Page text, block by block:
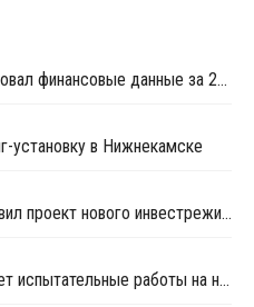
Нижнекамскнефтехим опубликовал финансовые данные за 2024 год
установку в Нижнекамске
Минпромторг России представил проект нового инвестрежима для автопрома
Jiangsu Sailboat в августе начнет испытательные работы на новом производстве бутадиена